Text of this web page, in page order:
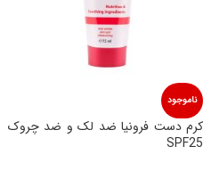
ناموجود
کرم دست فرونیا ضد لک و ضد چروک
SPF25